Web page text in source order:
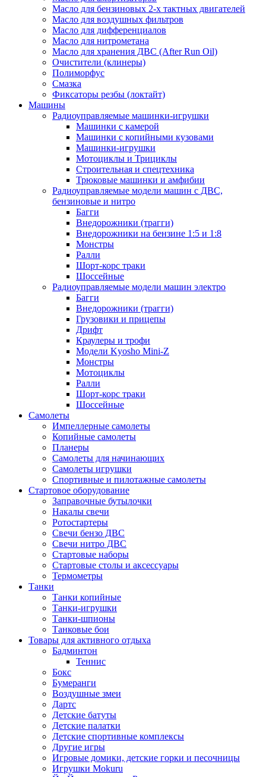
Масло для бензиновых 2-х тактных двигателей
Масло для воздушных фильтров
Масло для дифференциалов
Масло для нитрометана
Масло для хранения ДВС (After Run Oil)
Очистители (клинеры)
Полиморфус
Смазка
Фиксаторы резбы (локтайт)
Машины
Радиоуправляемые машинки-игрушки
Машинки с камерой
Машинки с копийными кузовами
Машинки-игрушки
Мотоциклы и Трициклы
Строительная и спецтехника
Трюковые машинки и амфибии
Радиоуправляемые модели машин с ДВС,
бензиновые и нитро
Багги
Внедорожники (трагги)
Внедорожники на бензине 1:5 и 1:8
Монстры
Ралли
Шорт-корс траки
Шоссейные
Радиоуправляемые модели машин электро
Багги
Внедорожники (трагги)
Грузовики и прицепы
Дрифт
Краулеры и трофи
Модели Kyosho Mini-Z
Монстры
Мотоциклы
Ралли
Шорт-корс траки
Шоссейные
Самолеты
Импеллерные самолеты
Копийные самолеты
Планеры
Самолеты для начинающих
Самолеты игрушки
Спортивные и пилотажные самолеты
Стартовое оборудование
Заправочные бутылочки
Накалы свечи
Ротостартеры
Свечи бензо ДВС
Свечи нитро ДВС
Стартовые наборы
Стартовые столы и аксессуары
Термометры
Танки
Танки копийные
Танки-игрушки
Танки-шпионы
Танковые бои
Товары для активного отдыха
Бадминтон
Теннис
Бокс
Бумеранги
Воздушные змеи
Дартс
Детские батуты
Детские палатки
Детские спортивные комплексы
Другие игры
Игровые домики, детские горки и песочницы
Игрушки Mokuru